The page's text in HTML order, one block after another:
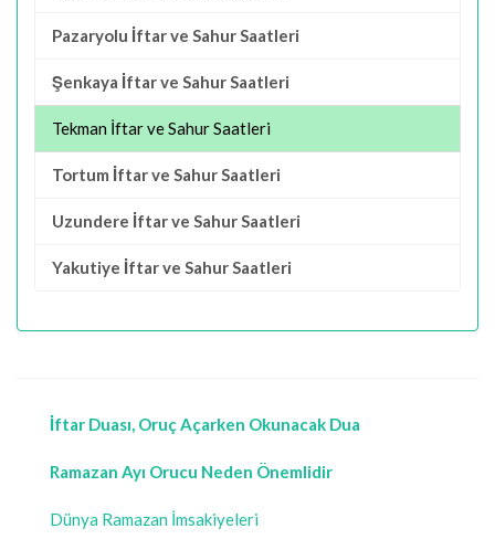
Pazaryolu İftar ve Sahur Saatleri
Şenkaya İftar ve Sahur Saatleri
Tekman İftar ve Sahur Saatleri
Tortum İftar ve Sahur Saatleri
Uzundere İftar ve Sahur Saatleri
Yakutiye İftar ve Sahur Saatleri
İftar Duası, Oruç Açarken Okunacak Dua
Ramazan Ayı Orucu Neden Önemlidir
Dünya Ramazan İmsakiyeleri